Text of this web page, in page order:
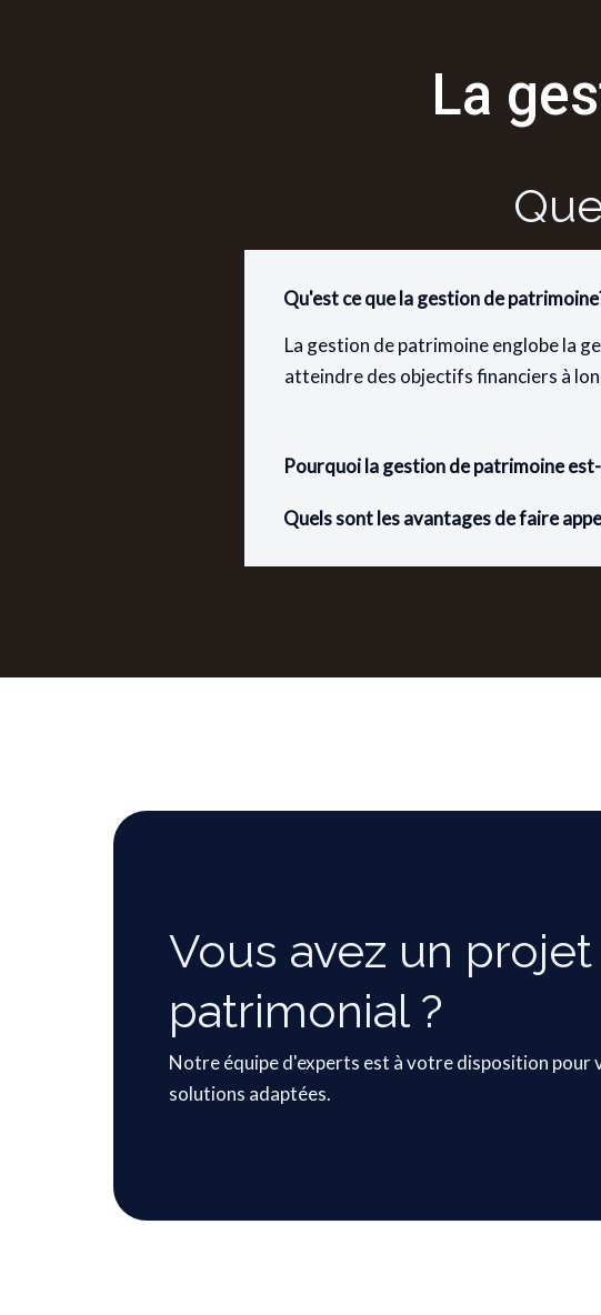
La
Qu'est ce que la gestion de
La gestion de patrimoine englobe la
atteindre des objectifs financiers à
Pourquoi la gestion de patrimoine
Quels sont les avantages de faire
Vous avez un projet
patrimonial ?
Notre équipe d'experts est à votre disposition pour
solutions adaptées.